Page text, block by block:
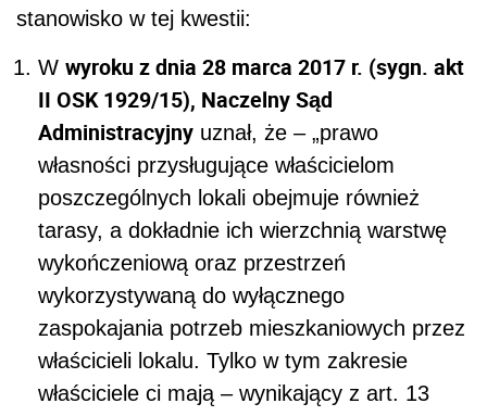
stanowisko w tej kwestii:
W wyroku z dnia 28 marca 2017 r. (sygn. akt
II OSK 1929/15), Naczelny Sąd
Administracyjny uznał, że – „prawo
własności przysługujące właścicielom
poszczególnych lokali obejmuje również
tarasy, a dokładnie ich wierzchnią warstwę
wykończeniową oraz przestrzeń
wykorzystywaną do wyłącznego
zaspokajania potrzeb mieszkaniowych przez
właścicieli lokalu. Tylko w tym zakresie
właściciele ci mają – wynikający z art. 13